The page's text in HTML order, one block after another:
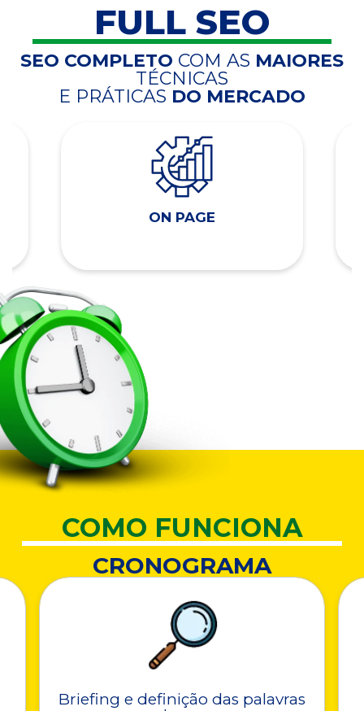
FULL SEO
SEO COMPLETO COM AS MAIORES
TÉCNICAS
E PRÁTICAS DO MERCADO
ON PAGE
COMO FUNCIONA
CRONOGRAMA
Briefing e definição das palavras